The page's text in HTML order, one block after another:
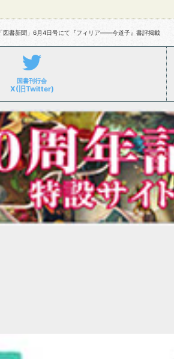
「図書新聞」6月4日号にて『フィリア――今道子』書評掲載
国書刊行会
X(旧Twitter)